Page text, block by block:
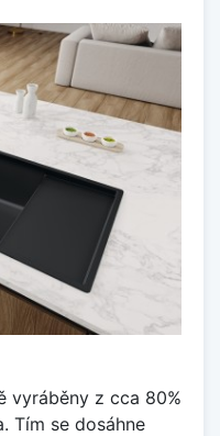
vyráběny z cca 80%
Tím se dosáhne